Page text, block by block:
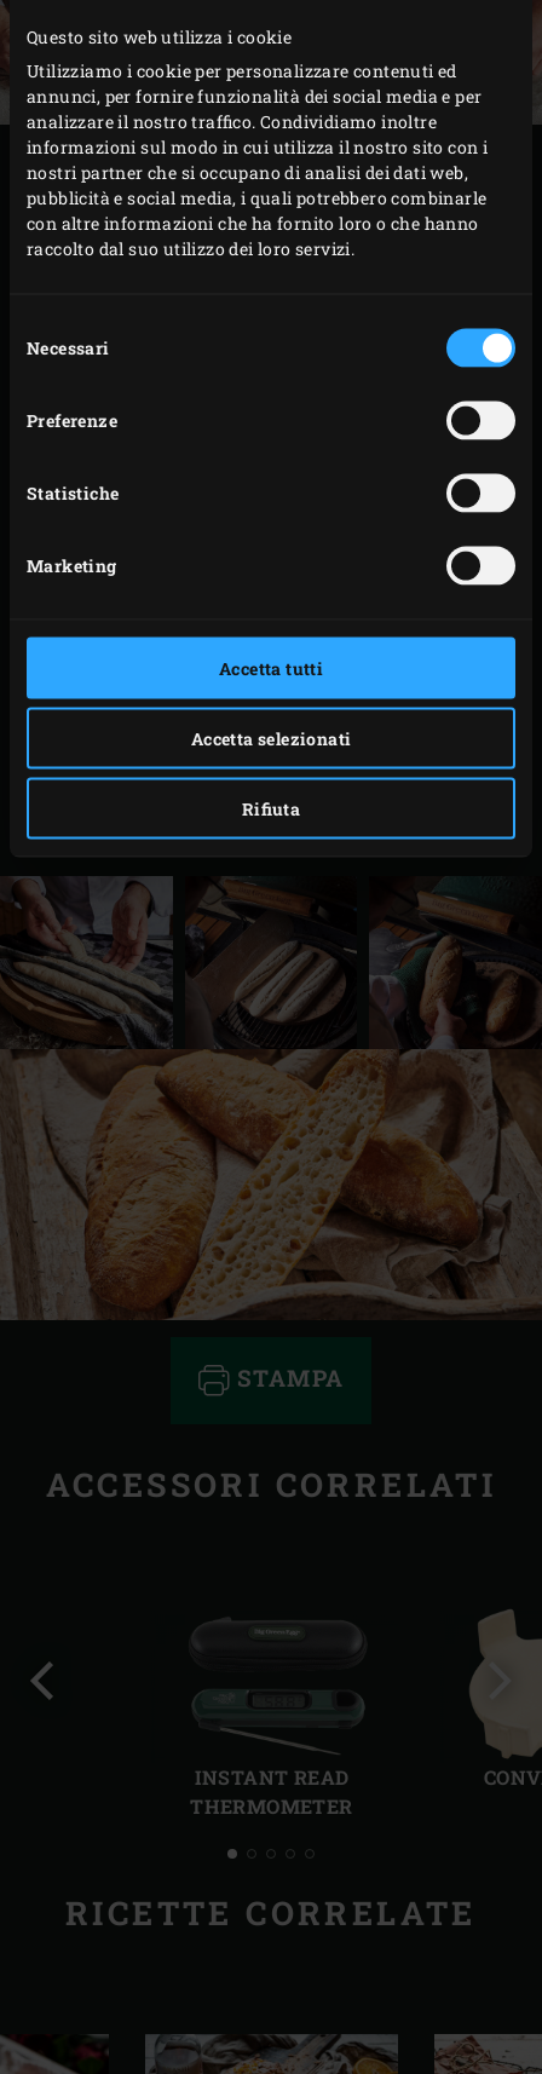
Questo sito web utilizza i cookie
Utilizziamo i cookie per personalizzare contenuti ed
annunci, per fornire funzionalità dei social media e per
analizzare il nostro traffico. Condividiamo inoltre
informazioni sul modo in cui utilizza il nostro sito con i
nostri partner che si occupano di analisi dei dati web,
pubblicità e social media, i quali potrebbero combinarle
con altre informazioni che ha fornito loro o che hanno
raccolto dal suo utilizzo dei loro servizi.
delNecessari
Preferenze
Statistiche
Marketing
Accetta tutti
Accetta selezionati
Rifiuta
PROCEDIMENTO
Accendere ilcarbonenel Big Green Egg e, usando il
convEGGtorcon laCast Iron Skillet Small
sulla griglia
almeno 10 minuti prima della cottura. Togliere tre
baguette dal frigorifero e inciderli due volte nel
senso della lunghezza con un coltello affilato.
l’EGGmitt
) e versare 100 ml di acqua nella padella.
a causa dell’estrema temperatura della padella. .
pane. Chiudere il coperchio dell’EGG e ridurre la
temperatura dell’EGG a 250 °C. Cuocere le baguette
per circa 20 minuti, finché non saranno dorate e
Togliere le baguette dall’EGG. Incidere le alter
baguette, versare altri 100 ml di acqua nella padella
e cuocere nello stesso modo.
STAMPA
ACCESSORI CORRELATI
INSTANT READ
THERMOMETER
RICETTE CORRELATE